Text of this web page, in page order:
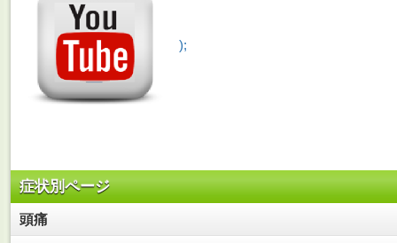
);
症状別ページ
頭痛